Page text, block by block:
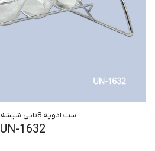
ست ادویه 8تایی شیشه گرد هلالی
UN-1632